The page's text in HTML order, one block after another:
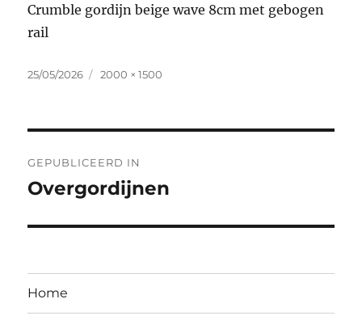
Crumble gordijn beige wave 8cm met gebogen
rail
Geplaatst
25/05/2026
Volledige
2000 × 1500
navigatie
GEPUBLICEERD IN
Overgordijnen
Home